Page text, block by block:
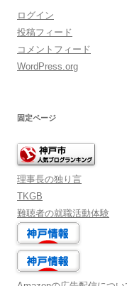
ログイン
投稿フィード
コメントフィード
WordPress.org
固定ページ
理事長の独り言
TKGB
難聴者の就職活動体験